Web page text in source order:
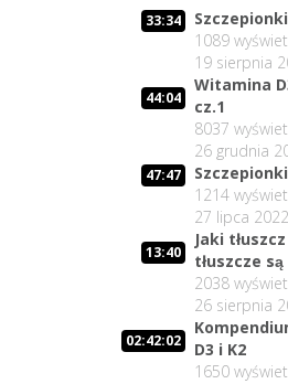
33:34
1089
19 sierpnia
44:04
Witamina
cz.1
8037
26 grudnia
47:47
1214
27 lipca
13:40
Jaki
tłuszcze
2038
26 sierpnia
02:42:02
D3 i K2
1650